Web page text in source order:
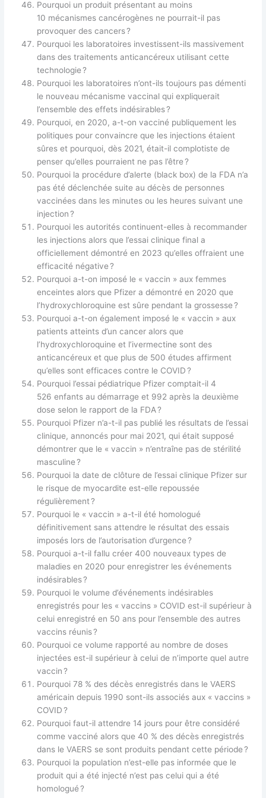
Pourquoi un produit présentant au moins
10 mécanismes cancérogènes ne pourrait-il pas
provoquer des cancers ?
Pourquoi les laboratoires investissent-ils massivement
dans des traitements anticancéreux utilisant cette
technologie ?
Pourquoi les laboratoires n’ont-ils toujours pas démenti
le nouveau mécanisme vaccinal qui expliquerait
l’ensemble des effets indésirables ?
Pourquoi, en 2020, a-t-on vacciné publiquement les
politiques pour convaincre que les injections étaient
sûres et pourquoi, dès 2021, était-il complotiste de
penser qu’elles pourraient ne pas l’être ?
Pourquoi la procédure d’alerte (black box) de la FDA n’a
pas été déclenchée suite au décès de personnes
vaccinées dans les minutes ou les heures suivant une
injection ?
Pourquoi les autorités continuent-elles à recommander
les injections alors que l’essai clinique final a
officiellement démontré en 2023 qu’elles offraient une
efficacité négative ?
Pourquoi a-t-on imposé le « vaccin » aux femmes
enceintes alors que Pfizer a démontré en 2020 que
l’hydroxychloroquine est sûre pendant la grossesse ?
Pourquoi a-t-on également imposé le « vaccin » aux
patients atteints d’un cancer alors que
l’hydroxychloroquine et l’ivermectine sont des
anticancéreux et que plus de 500 études affirment
qu’elles sont efficaces contre le COVID ?
Pourquoi l’essai pédiatrique Pfizer comptait-il 4
526 enfants au démarrage et 992 après la deuxième
dose selon le rapport de la FDA ?
Pourquoi Pfizer n’a-t-il pas publié les résultats de l’essai
clinique, annoncés pour mai 2021, qui était supposé
démontrer que le « vaccin » n’entraîne pas de stérilité
masculine ?
Pourquoi la date de clôture de l’essai clinique Pfizer sur
le risque de myocardite est-elle repoussée
régulièrement ?
Pourquoi le « vaccin » a-t-il été homologué
définitivement sans attendre le résultat des essais
imposés lors de l’autorisation d’urgence ?
Pourquoi a-t-il fallu créer 400 nouveaux types de
maladies en 2020 pour enregistrer les événements
indésirables ?
Pourquoi le volume d’événements indésirables
enregistrés pour les « vaccins » COVID est-il supérieur à
celui enregistré en 50 ans pour l’ensemble des autres
vaccins réunis ?
Pourquoi ce volume rapporté au nombre de doses
injectées est-il supérieur à celui de n’importe quel autre
vaccin ?
Pourquoi 78 % des décès enregistrés dans le VAERS
américain depuis 1990 sont-ils associés aux « vaccins »
COVID ?
Pourquoi faut-il attendre 14 jours pour être considéré
comme vacciné alors que 40 % des décès enregistrés
dans le VAERS se sont produits pendant cette période ?
Pourquoi la population n’est-elle pas informée que le
produit qui a été injecté n’est pas celui qui a été
homologué ?